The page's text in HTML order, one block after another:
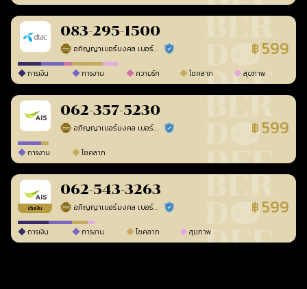
083-295-1500
อภิญญาเบอร์มงคล เบอร์สวยเลขศาสตร์ ร้านยืนยันแล้ว ฿ 599
การเงิน การงาน ความรัก โชคลาภ สุขภาพ
062-357-5230
อภิญญาเบอร์มงคล เบอร์สวยเลขศาสตร์ ร้านยืนยันแล้ว ฿ 599
การงาน โชคลาภ
เติมเงิน
062-543-3263
อภิญญาเบอร์มงคล เบอร์สวยเลขศาสตร์ ร้านยืนยันแล้ว ฿ 599
การเงิน การงาน โชคลาภ สุขภาพ